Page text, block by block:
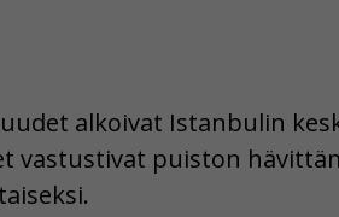
alkoivat Istanbulin
vastustivat puiston